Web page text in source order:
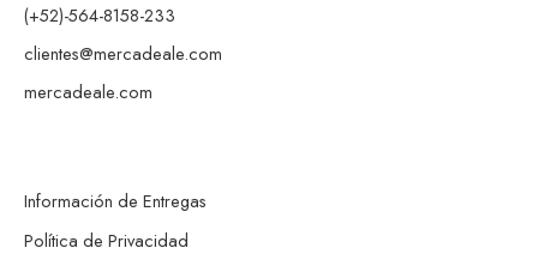
(+52)-564-8158-233
clientes@mercadeale.com
mercadeale.com
Información de Entregas
Política de Privacidad